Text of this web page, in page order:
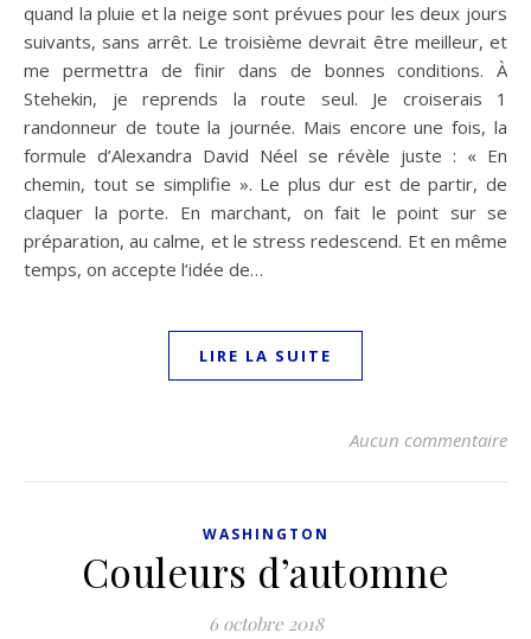
quand la pluie et la neige sont prévues pour les deux jours
suivants, sans arrêt. Le troisième devrait être meilleur, et
me permettra de finir dans de bonnes conditions. À
Stehekin, je reprends la route seul. Je croiserais 1
randonneur de toute la journée. Mais encore une fois, la
formule d’Alexandra David Néel se révèle juste : « En
chemin, tout se simplifie ». Le plus dur est de partir, de
claquer la porte. En marchant, on fait le point sur se
préparation, au calme, et le stress redescend. Et en même
temps, on accepte l’idée de…
LIRE LA SUITE
Aucun commentaire
WASHINGTON
Couleurs d’automne
6 octobre 2018